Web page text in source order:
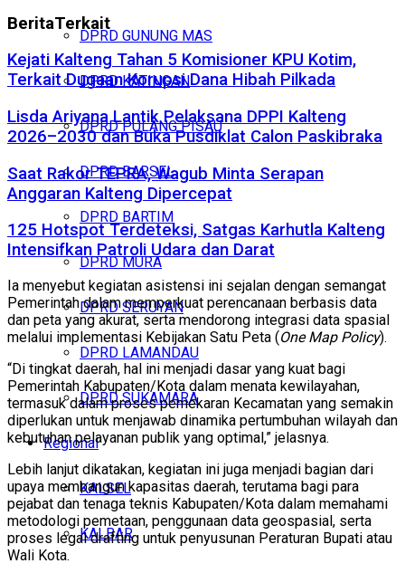
DPRD GUNUNG MAS
DPRD KATINGAN
DPRD PULANG PISAU
DPRD BARSEL
DPRD BARTIM
DPRD MURA
DPRD SERUYAN
DPRD LAMANDAU
DPRD SUKAMARA
Regional
KALSEL
KALBAR
BeritaTerkait
Kejati Kalteng Tahan 5 Komisioner KPU Kotim,
Terkait Dugaan Korupsi Dana Hibah Pilkada
Lisda Ariyana Lantik Pelaksana DPPI Kalteng
2026–2030 dan Buka Pusdiklat Calon Paskibraka
Saat Rakor TEPRA, Wagub Minta Serapan
Anggaran Kalteng Dipercepat
125 Hotspot Terdeteksi, Satgas Karhutla Kalteng
Intensifkan Patroli Udara dan Darat
Ia menyebut kegiatan asistensi ini sejalan dengan semangat
Pemerintah dalam memperkuat perencanaan berbasis data
dan peta yang akurat, serta mendorong integrasi data spasial
melalui implementasi Kebijakan Satu Peta (One Map Policy).
“Di tingkat daerah, hal ini menjadi dasar yang kuat bagi
Pemerintah Kabupaten/Kota dalam menata kewilayahan,
termasuk dalam proses pemekaran Kecamatan yang semakin
diperlukan untuk menjawab dinamika pertumbuhan wilayah dan
kebutuhan pelayanan publik yang optimal,” jelasnya.
Lebih lanjut dikatakan, kegiatan ini juga menjadi bagian dari
upaya membangun kapasitas daerah, terutama bagi para
pejabat dan tenaga teknis Kabupaten/Kota dalam memahami
metodologi pemetaan, penggunaan data geospasial, serta
proses legal drafting untuk penyusunan Peraturan Bupati atau
Wali Kota.